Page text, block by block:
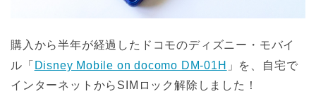
購入から半年が経過したドコモのディズニー・モバイ
ル「 Disney Mobile on docomo DM-01H 」を、自宅で
インターネットからSIMロック解除しました！